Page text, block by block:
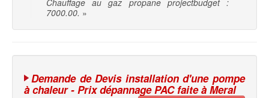
Chauffage au gaz propane projectbudget :
7000.00. »
Demande de Devis installation d'une pompe
à chaleur - Prix dépannage PAC faite à Meral